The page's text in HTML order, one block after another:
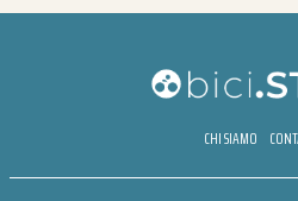
CHI SIAMO